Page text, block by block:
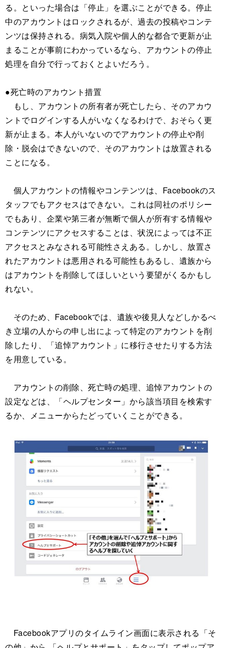
る。といった場合は「停止」を選ぶことができる。停止
中のアカウントはロックされるが、過去の投稿やコンテ
ンツは保持される。病気入院や個人的な都合で更新が止
まることが事前にわかっているなら、アカウントの停止
処理を自分で行っておくとよいだろう。
●死亡時のアカウント措置
もし、アカウントの所有者が死亡したら、そのアカウ
ントでログインする人がいなくなるわけで、おそらく更
新が止まる。本人がいないのでアカウントの停止や削
除・脱会はできないので、そのアカウントは放置される
ことになる。
個人アカウントの情報やコンテンツは、Facebookのス
タッフでもアクセスはできない。これは同社のポリシー
でもあり、企業や第三者が無断で個人が所有する情報や
コンテンツにアクセスすることは、状況によっては不正
アクセスとみなされる可能性さえある。しかし、放置さ
れたアカウントは悪用される可能性もあるし、遺族から
はアカウントを削除してほしいという要望がくるかもし
れない。
そのため、Facebookでは、遺族や後見人などしかるべ
き立場の人からの申し出によって特定のアカウントを削
除したり、「追悼アカウント」に移行させたりする方法
を用意している。
アカウントの削除、死亡時の処理、追悼アカウントの
設定などは、「ヘルプセンター」から該当項目を検索す
るか、メニューからたどっていくことができる。
Facebookアプリのタイムライン画面に表示される「そ